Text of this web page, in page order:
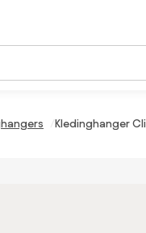
Kledinghanger